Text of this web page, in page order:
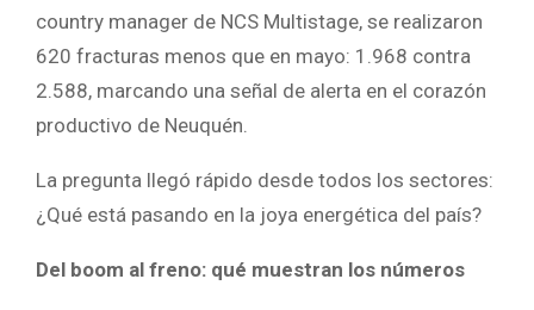
country manager de NCS Multistage, se realizaron
620 fracturas menos que en mayo: 1.968 contra
2.588, marcando una señal de alerta en el corazón
productivo de Neuquén.
La pregunta llegó rápido desde todos los sectores:
¿Qué está pasando en la joya energética del país?
Del boom al freno: qué muestran los números